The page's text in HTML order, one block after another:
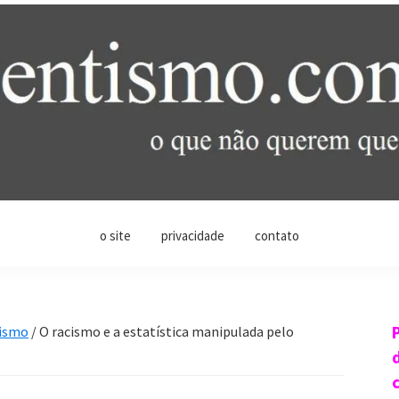
o site privacidade contato
/O racismo e a estatística manipulada pelo